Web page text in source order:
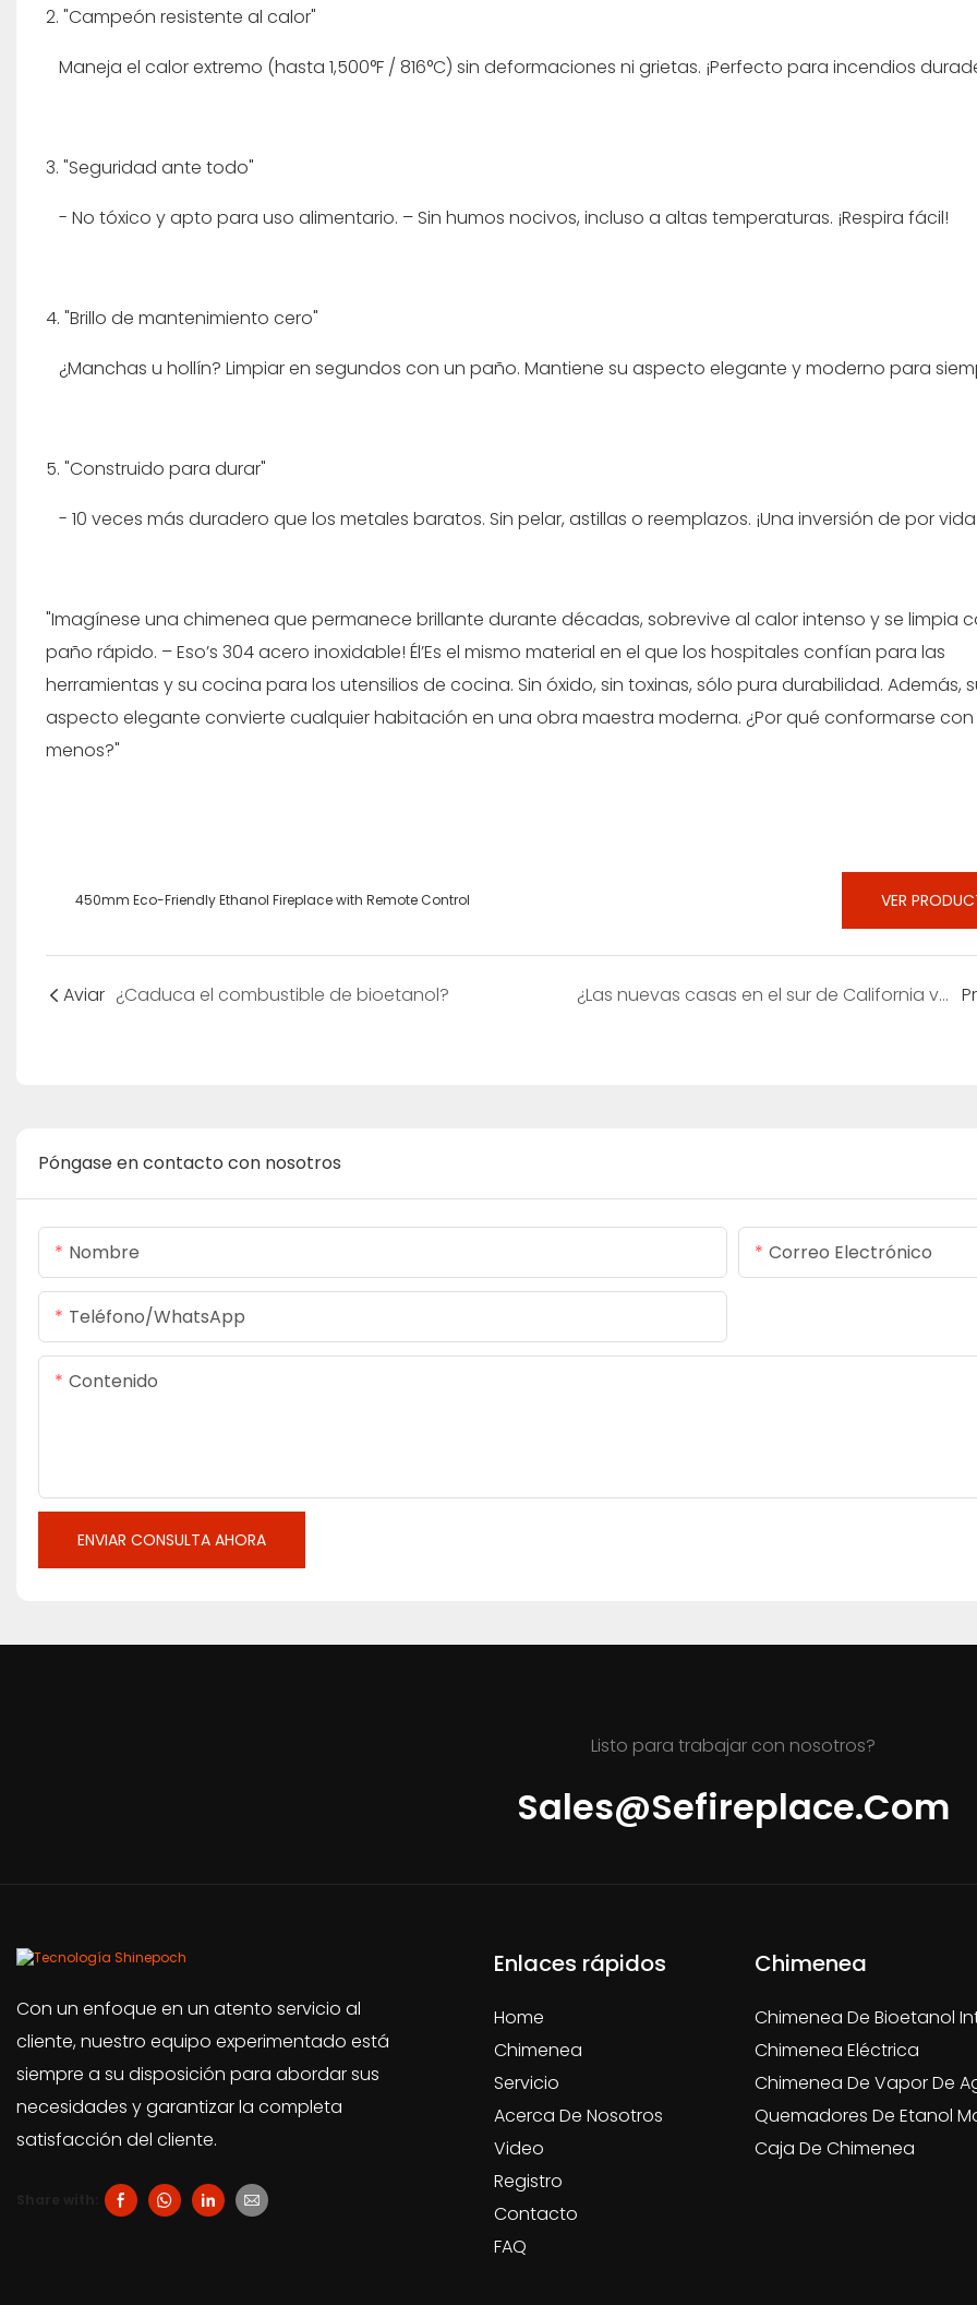
2. "Campeón resistente al calor"
Maneja el calor extremo (hasta 1,500°F / 816°C) sin deformaciones ni grietas. ¡Perfecto para incendios
3. "Seguridad ante todo"
- No tóxico y apto para uso alimentario. – Sin humos nocivos, incluso a altas temperaturas. ¡Respira fácil!
4. "Brillo de mantenimiento cero"
¿Manchas u hollín? Limpiar en segundos con un paño. Mantiene su aspecto elegante y moderno para
5. "Construido para durar"
- 10 veces más duradero que los metales baratos. Sin pelar, astillas o reemplazos. ¡Una inversión de por
"Imagínese una chimenea que permanece brillante durante décadas, sobrevive al calor intenso y se limpia
paño rápido. – Eso’s 304 acero inoxidable! Él’Es el mismo material en el que los hospitales confían para las
herramientas y su cocina para los utensilios de cocina. Sin óxido, sin toxinas, sólo pura durabilidad. Además,
aspecto elegante convierte cualquier habitación en una obra maestra moderna. ¿Por qué conformarse con
menos?"
450mm Eco-Friendly Ethanol Fireplace with Remote Control VER
Aviar ¿Caduca el combustible de bioetanol? ¿Las nuevas casas en el sur de California vienen con chimeneas?
Póngase en contacto con nosotros
Nombre Correo Electrónico
Teléfono/WhatsApp
Contenido
ENVIAR CONSULTA AHORA
Listo para trabajar con nosotros?
Sales@sefireplace.com
Con un enfoque en un atento servicio al
cliente, nuestro equipo experimentado está
siempre a su disposición para abordar sus
necesidades y garantizar la completa
satisfacción del cliente.
Enlaces rápidos
Home
Chimenea
Servicio
Acerca De Nosotros
Video
Registro
Contacto
FAQ
Chimenea
Chimenea De Bioetanol
Chimenea Eléctrica
Chimenea De Vapor De
Quemadores De Etanol
Caja De Chimenea